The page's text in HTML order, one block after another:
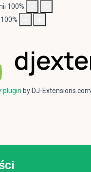
100%
100%
plugin by DJ-Extensions.com